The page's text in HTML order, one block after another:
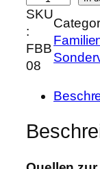
u
s
t
e
g
SKU
:
FBB
08